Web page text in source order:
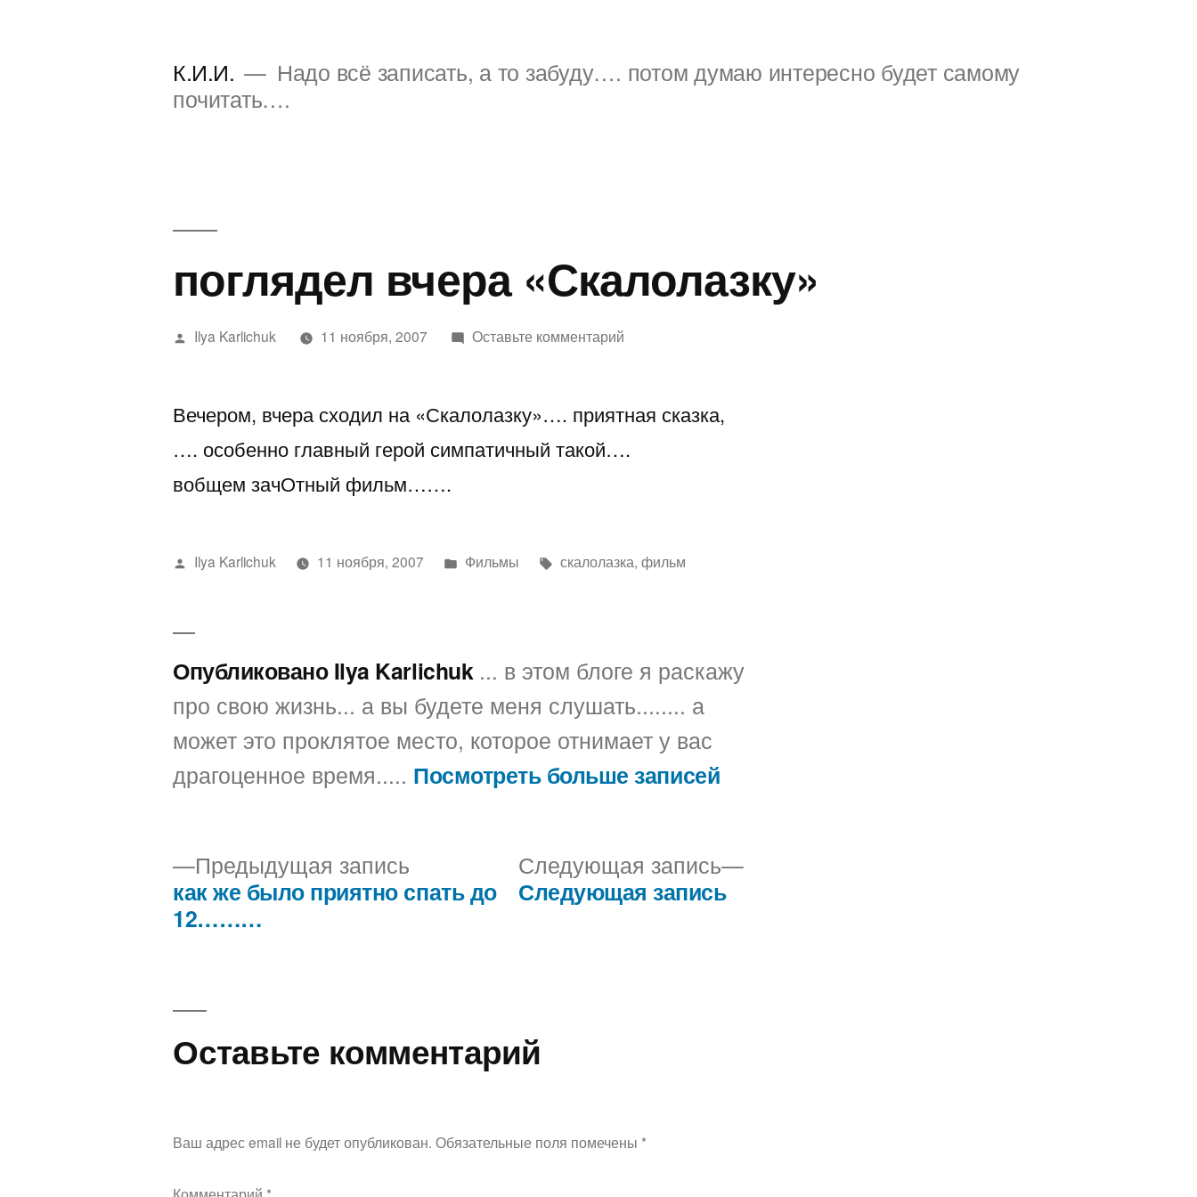
К.И.И.
Надо всё записать, а то забуду…. потом думаю интересно будет самому
почитать….
поглядел вчера «Скалолазку»
Написано
Ilya Karlichuk 11 ноября, 2007 Оставьте комментарийк
«Скалолазку»
Вечером, вчера сходил на «Скалолазку»…. приятная сказка,
…. особенно главный герой симпатичный такой….
вобщем зачОтный фильм…….
Написано
Ilya Karlichuk 11 ноября, 2007
Написано
Фильмы Метки:
скалолазка, фильм
Опубликовано Ilya Karlichuk ... в этом блоге я раскажу
про свою жизнь... а вы будете меня слушать........ а
может это проклятое место, которое отнимает у вас
драгоценное время..... Посмотреть больше записей
Навигация
записям
Предыдущая запись Предыдущая
запись:
как же было приятно спать до
12………
Следующая запись
Следующая
Следующая запись
Оставьте комментарий
Ваш адрес email не будет опубликован. Обязательные поля помечены *